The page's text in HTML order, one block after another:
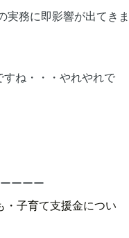
務に即影響が出てきま
ね・・・やれやれで
ーーー
子育て支援金につい